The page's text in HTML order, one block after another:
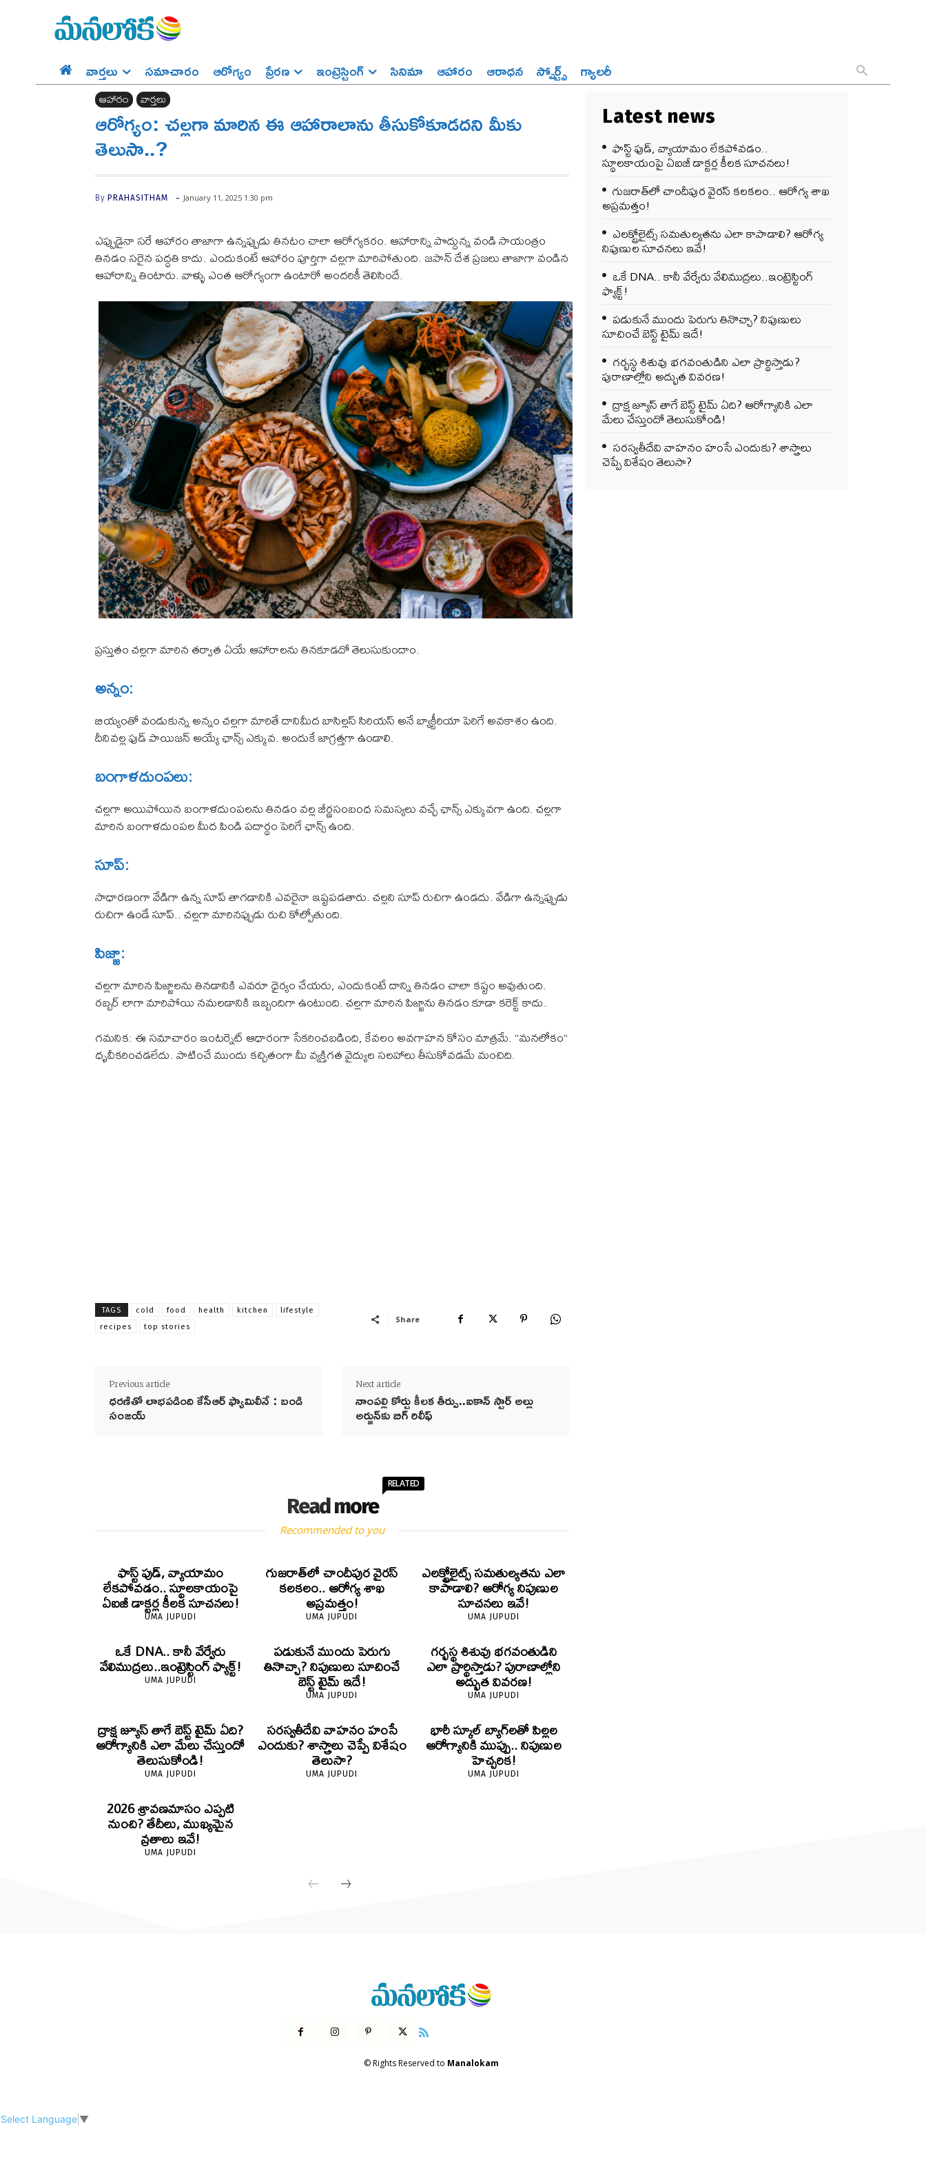
వార్తలు సమాచారం ఆరోగ్యం ప్రేర‌ణ‌ ఇంట్రెస్టింగ్‌ సినిమా ఆహారం ఆరాధన స్పోర్ట్స్‌ గ్యాలరీ
ఆహారం వార్తలు
ఆరోగ్యం: చల్లగా మారిన ఈ ఆహారాలాను తీసుకోకూడదని మీకు
తెలుసా..?
By PRAHASITHAM - January 11, 2025 1:30 pm
ఎప్పుడైనా సరే ఆహారం తాజాగా ఉన్నప్పుడు తినటం చాలా ఆరోగ్యకరం. ఆహారాన్ని పొద్దున్న వండి సాయంత్రం
తినడం సరైన పద్ధతి కాదు. ఎందుకంటే ఆహారం పూర్తిగా చల్లగా మారిపోతుంది. జపాన్ దేశ ప్రజలు తాజాగా వండిన
ఆహారాన్ని తింటారు. వాళ్ళు ఎంత ఆరోగ్యంగా ఉంటారో అందరికీ తెలిసిందే.
ప్రస్తుతం చల్లగా మారిన తర్వాత ఏయే ఆహారాలను తినకూడదో తెలుసుకుందాం.
అన్నం:
బియ్యంతో వండుకున్న అన్నం చల్లగా మారితే దానిమీద బాసిల్లస్ సిరియస్ అనే బ్యాక్టీరియా పెరిగే అవకాశం ఉంది.
దీనివల్ల ఫుడ్ పాయిజన్ అయ్యే ఛాన్స్ ఎక్కువ. అందుకే జాగ్రత్తగా ఉండాలి.
బంగాళదుంపలు:
చల్లగా అయిపోయిన బంగాళదుంపలను తినడం వల్ల జీర్ణసంబంధ సమస్యలు వచ్చే ఛాన్స్ ఎక్కువగా ఉంది. చల్లగా
మారిన బంగాళదుంపల మీద పిండి పదార్థం పెరిగే ఛాన్స్ ఉంది.
సూప్:
సాధారణంగా వేడిగా ఉన్న సూప్ తాగడానికి ఎవరైనా ఇష్టపడతారు. చల్లని సూప్ రుచిగా ఉండదు. వేడిగా ఉన్నప్పుడు
రుచిగా ఉండే సూప్.. చల్లగా మారినప్పుడు రుచి కోల్పోతుంది.
పిజ్జా:
చల్లగా మారిన పిజ్జాలను తినడానికి ఎవరూ ధైర్యం చేయరు, ఎందుకంటే దాన్ని తినడం చాలా కష్టం అవుతుంది.
రబ్బర్ లాగా మారిపోయి నమలడానికి ఇబ్బందిగా ఉంటుంది. చల్లగా మారిన పిజ్జాను తినడం కూడా కరెక్ట్ కాదు.
గమనిక: ఈ సమాచారం ఇంటర్నెట్ ఆధారంగా సేకరించబడింది, కేవలం అవగాహన కోసం మాత్రమే. “మనలోకం”
ధృవీకరించడలేదు. పాటించే ముందు కచ్చితంగా మీ వ్యక్తిగత వైద్యుల సలహాలు తీసుకోవడమే మంచిది.
TAGS cold food health kitchen
lifestyle
recipes
top stories
Share
Previous article
ధరణితో లాభపడింది కేసీఆర్ ఫ్యామిలీనే : బండి
సంజయ్
Next article
నాంపల్లి కోర్టు కీలక తీర్పు..ఐకాన్ స్టార్ అల్లు
అర్జున్‌కు బిగ్ రిలీఫ్
Read more
RELATED
Recommended to you
ఫాస్ట్ ఫుడ్, వ్యాయామం
లేకపోవడం.. స్థూలకాయంపై
ఏఐజీ డాక్టర్ల కీలక సూచనలు!
UMA JUPUDI
గుజరాత్‌లో చాందీపుర వైరస్
కలకలం.. ఆరోగ్య శాఖ
అప్రమత్తం!
UMA JUPUDI
ఎలక్ట్రోలైట్స్ సమతుల్యతను ఎలా
కాపాడాలి? ఆరోగ్య నిపుణుల
సూచనలు ఇవే!
UMA JUPUDI
ఒకే DNA.. కానీ వేర్వేరు
వేలిముద్రలు..ఇంట్రెస్టింగ్ ఫ్యాక్ట్!
UMA JUPUDI
పడుకునే ముందు పెరుగు
తినొచ్చా? నిపుణులు సూచించే
బెస్ట్ టైమ్ ఇదే!
UMA JUPUDI
గర్భస్థ శిశువు భగవంతుడిని
ఎలా ప్రార్థిస్తాడు? పురాణాల్లోని
అద్భుత వివరణ!
UMA JUPUDI
ద్రాక్ష జ్యూస్ తాగే బెస్ట్ టైమ్ ఏది?
ఆరోగ్యానికి ఎలా మేలు చేస్తుందో
తెలుసుకోండి!
UMA JUPUDI
సరస్వతీదేవి వాహనం హంసే
ఎందుకు? శాస్త్రాలు చెప్పే విశేషం
తెలుసా?
UMA JUPUDI
భారీ స్కూల్ బ్యాగ్‌లతో పిల్లల
ఆరోగ్యానికి ముప్పు.. నిపుణుల
హెచ్చరిక!
UMA JUPUDI
2026 శ్రావణమాసం ఎప్పటి
నుంచి? తేదీలు, ముఖ్యమైన
వ్రతాలు ఇవే!
UMA JUPUDI
Latest news
ఫాస్ట్ ఫుడ్, వ్యాయామం లేకపోవడం..
స్థూలకాయంపై ఏఐజీ డాక్టర్ల కీలక సూచనలు!
గుజరాత్‌లో చాందీపుర వైరస్ కలకలం.. ఆరోగ్య శాఖ
అప్రమత్తం!
ఎలక్ట్రోలైట్స్ సమతుల్యతను ఎలా కాపాడాలి? ఆరోగ్య
నిపుణుల సూచనలు ఇవే!
ఒకే DNA.. కానీ వేర్వేరు వేలిముద్రలు..ఇంట్రెస్టింగ్
ఫ్యాక్ట్!
పడుకునే ముందు పెరుగు తినొచ్చా? నిపుణులు
సూచించే బెస్ట్ టైమ్ ఇదే!
గర్భస్థ శిశువు భగవంతుడిని ఎలా ప్రార్థిస్తాడు?
పురాణాల్లోని అద్భుత వివరణ!
ద్రాక్ష జ్యూస్ తాగే బెస్ట్ టైమ్ ఏది? ఆరోగ్యానికి ఎలా
మేలు చేస్తుందో తెలుసుకోండి!
సరస్వతీదేవి వాహనం హంసే ఎందుకు? శాస్త్రాలు
చెప్పే విశేషం తెలుసా?
© Rights Reserved to Manalokam
Select Language ▼